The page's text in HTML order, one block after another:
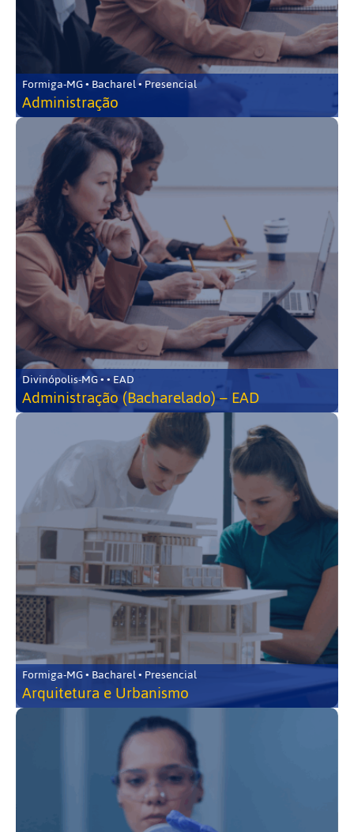
Formiga-MG • Bacharel • Presencial
Administração
Divinópolis-MG • • EAD
Administração (Bacharelado) – EAD
Formiga-MG • Bacharel • Presencial
Arquitetura e Urbanismo